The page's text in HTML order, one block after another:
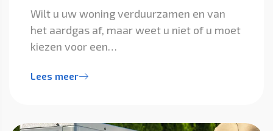
Wilt u uw woning verduurzamen en van
het aardgas af, maar weet u niet of u moet
kiezen voor een…
Lees meer